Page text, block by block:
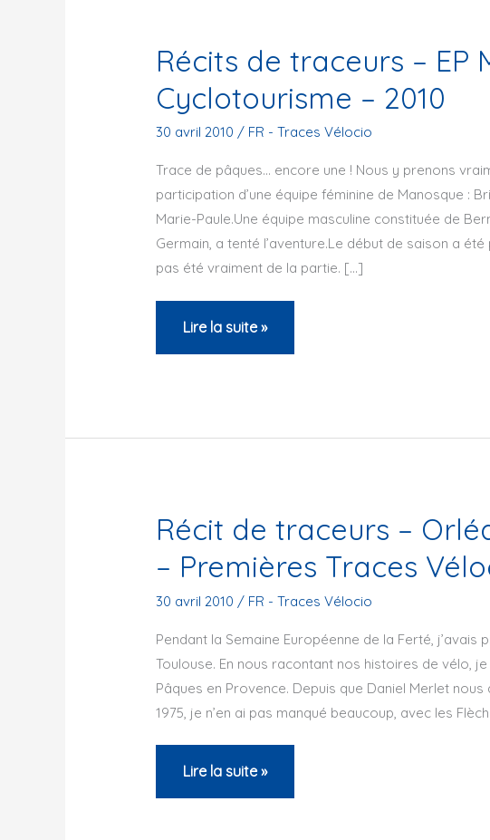
Récits de traceurs – EP
Cyclotourisme – 2010
30 avril 2010 / FR - Traces Vélocio
Trace de pâques… encore une ! Nous y prenons
participation d’une équipe féminine de Manosque :
Marie-Paule.Une équipe masculine constituée de
Germain, a tenté l’aventure.Le début de saison a
pas été vraiment de la partie. […]
Récits
de
2010
Lire la suite »
Récit de traceurs –
– Premières Traces
30 avril 2010 / FR - Traces Vélocio
Pendant la Semaine Européenne de la Ferté,
Toulouse. En nous racontant nos histoires de vélo,
Pâques en Provence. Depuis que Daniel Merlet
1975, je n’en ai pas manqué beaucoup, avec les
Récit
de
Lire la suite »